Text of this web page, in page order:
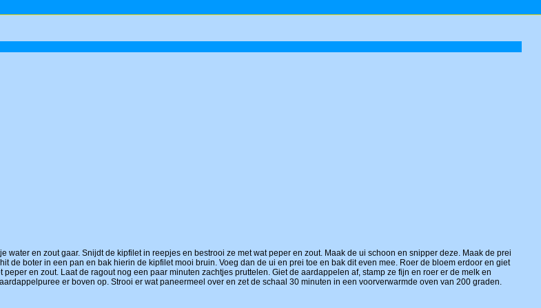
water en zout gaar. Snijdt de kipfilet in reepjes en bestrooi ze met wat peper en zout. Maak de ui schoon en snipper deze. Maak de prei
de boter in een pan en bak hierin de kipfilet mooi bruin. Voeg dan de ui en prei toe en bak dit even mee. Roer de bloem erdoor en giet
en zout. Laat de ragout nog een paar minuten zachtjes pruttelen. Giet de aardappelen af, stamp ze fijn en roer er de melk en
er boven op. Strooi er wat paneermeel over en zet de schaal 30 minuten in een voorverwarmde oven van 200 graden.